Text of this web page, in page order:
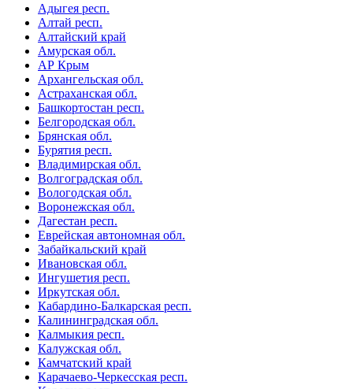
Адыгея респ.
Алтай респ.
Алтайский край
Амурская обл.
АР Крым
Архангельская обл.
Астраханская обл.
Башкортостан респ.
Белгородская обл.
Брянская обл.
Бурятия респ.
Владимирская обл.
Волгоградская обл.
Вологодская обл.
Воронежская обл.
Дагестан респ.
Еврейская автономная обл.
Забайкальский край
Ивановская обл.
Ингушетия респ.
Иркутская обл.
Кабардино-Балкарская респ.
Калининградская обл.
Калмыкия респ.
Калужская обл.
Камчатский край
Карачаево-Черкесская респ.